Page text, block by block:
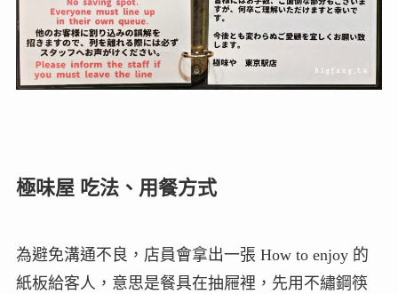
極味屋 吃法、用餐方式
為避免溝通不良，店員會拿出一張 How to enjoy 的
紙板給客人，意思是餐具在抽屜裡，先用不繡鋼筷